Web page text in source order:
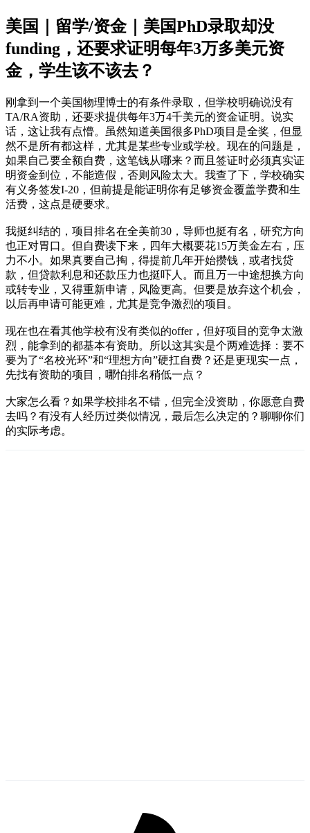
美国｜留学/资金｜美国PhD录取却没
funding，还要求证明每年3万多美元资
金，学生该不该去？
刚拿到一个美国物理博士的有条件录取，但学校明确说没有
TA/RA资助，还要求提供每年3万4千美元的资金证明。说实
话，这让我有点懵。虽然知道美国很多PhD项目是全奖，但显
然不是所有都这样，尤其是某些专业或学校。现在的问题是，
如果自己要全额自费，这笔钱从哪来？而且签证时必须真实证
明资金到位，不能造假，否则风险太大。我查了下，学校确实
有义务签发I-20，但前提是能证明你有足够资金覆盖学费和生
活费，这点是硬要求。
我挺纠结的，项目排名在全美前30，导师也挺有名，研究方向
也正对胃口。但自费读下来，四年大概要花15万美金左右，压
力不小。如果真要自己掏，得提前几年开始攒钱，或者找贷
款，但贷款利息和还款压力也挺吓人。而且万一中途想换方向
或转专业，又得重新申请，风险更高。但要是放弃这个机会，
以后再申请可能更难，尤其是竞争激烈的项目。
现在也在看其他学校有没有类似的offer，但好项目的竞争太激
烈，能拿到的都基本有资助。所以这其实是个两难选择：要不
要为了“名校光环”和“理想方向”硬扛自费？还是更现实一点，
先找有资助的项目，哪怕排名稍低一点？
大家怎么看？如果学校排名不错，但完全没资助，你愿意自费
去吗？有没有人经历过类似情况，最后怎么决定的？聊聊你们
的实际考虑。